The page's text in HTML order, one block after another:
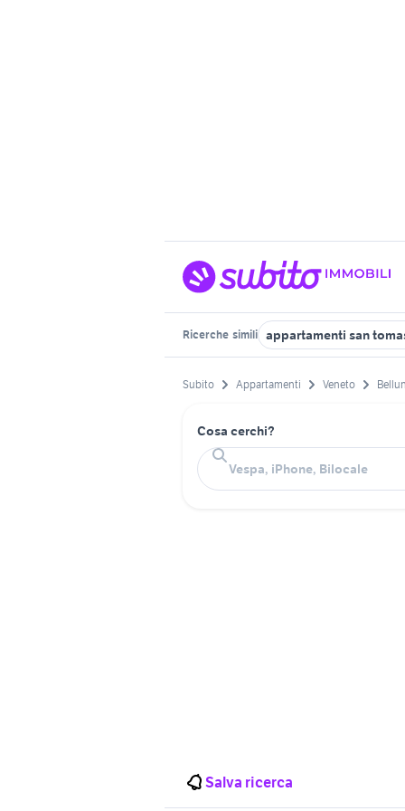
Ricerche simili appartamenti san
Subito Appartamenti Veneto
Cosa cerchi?
Salva ricerca